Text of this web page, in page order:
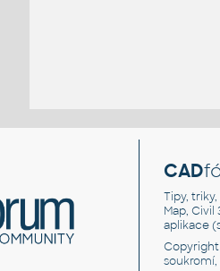
CAD
Tipy,
Map, Civil
aplikace